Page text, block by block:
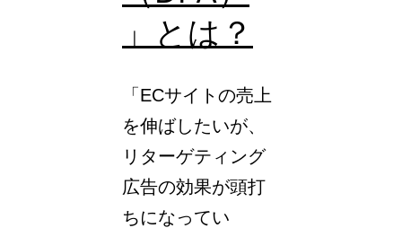
」とは？
「ECサイトの売上
を伸ばしたいが、
リターゲティング
広告の効果が頭打
ちになってい